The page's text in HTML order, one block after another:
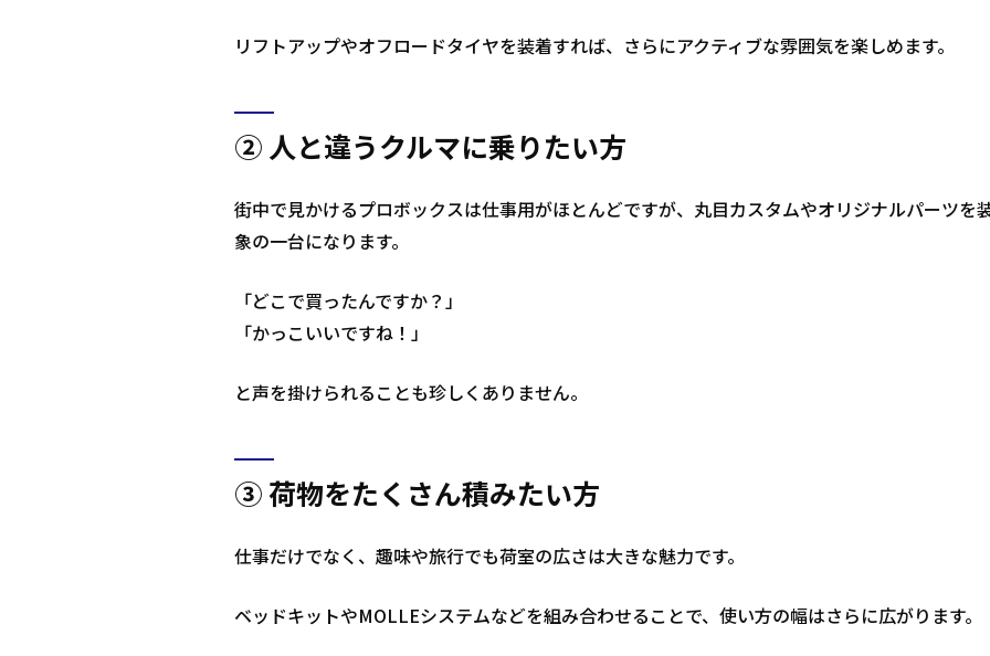
リフトアップやオフロードタイヤを装着すれば、さらにアクティブな雰囲気を楽しめます。
② 人と違うクルマに乗りたい方
街中で見かけるプロボックスは仕事用がほとんどですが、丸目カスタムやオリジナルパーツを
象の一台になります。
「どこで買ったんですか？」
「かっこいいですね！」
と声を掛けられることも珍しくありません。
③ 荷物をたくさん積みたい方
仕事だけでなく、趣味や旅行でも荷室の広さは大きな魅力です。
ベッドキットやMOLLEシステムなどを組み合わせることで、使い方の幅はさらに広がります。